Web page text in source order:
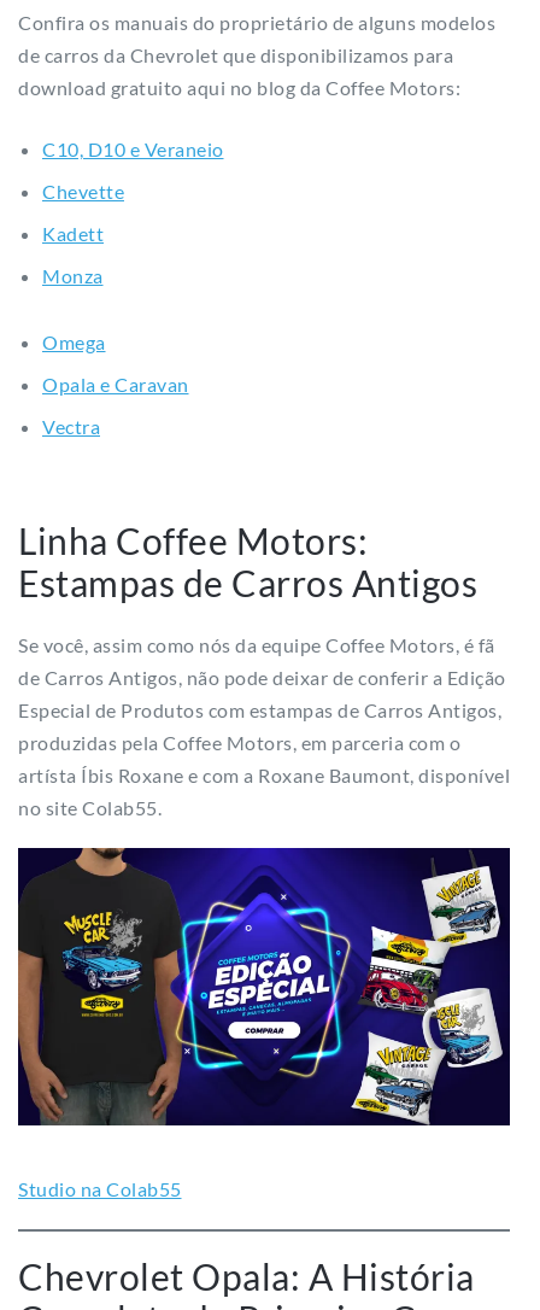
Confira os manuais do proprietário de alguns modelos
de carros da Chevrolet que disponibilizamos para
download gratuito aqui no blog da Coffee Motors:
C10, D10 e Veraneio
Chevette
Kadett
Monza
Omega
Opala e Caravan
Vectra
Linha Coffee Motors:
Estampas de Carros Antigos
Se você, assim como nós da equipe Coffee Motors, é fã
de Carros Antigos, não pode deixar de conferir a Edição
Especial de Produtos com estampas de Carros Antigos,
produzidas pela Coffee Motors, em parceria com o
artísta Íbis Roxane e com a Roxane Baumont, disponível
no site Colab55.
Studio na Colab55
Chevrolet Opala: A História